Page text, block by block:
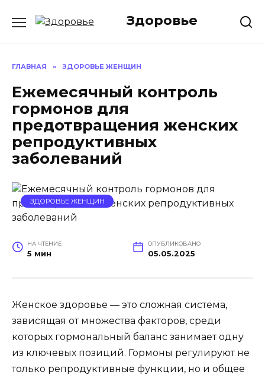
Здоровье
ГЛАВНАЯ » ЗДОРОВЬЕ ЖЕНЩИН
Ежемесячный контроль
гормонов для
предотвращения женских
репродуктивных
заболеваний
ЗДОРОВЬЕ ЖЕНЩИН
НА ЧТЕНИЕ
5 мин
ОПУБЛИКОВАНО
05.05.2025
Женское здоровье — это сложная система,
зависящая от множества факторов, среди
которых гормональный баланс занимает одну
из ключевых позиций. Гормоны регулируют не
только репродуктивные функции, но и общее